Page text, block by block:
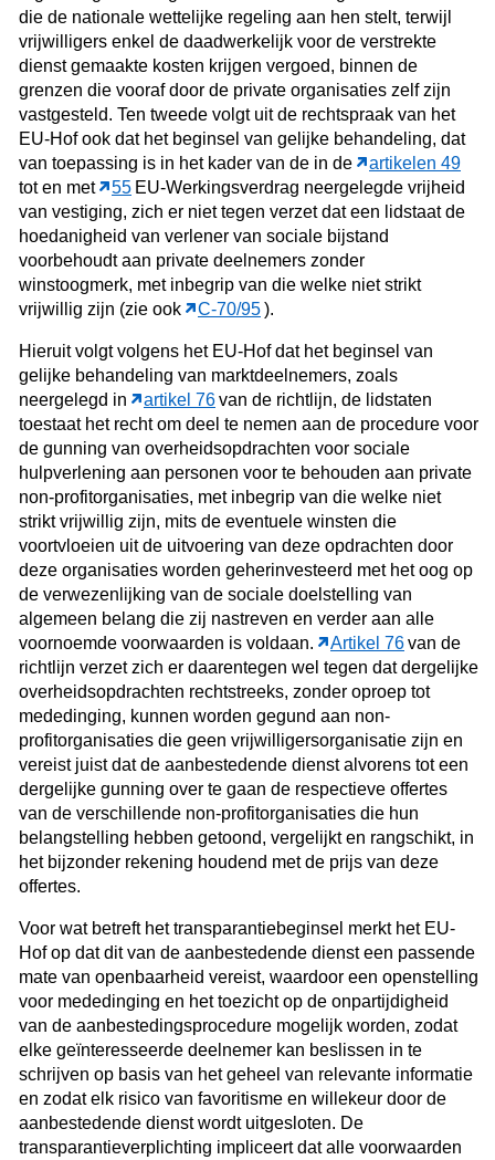
die de nationale wettelijke regeling aan hen stelt, terwijl
vrijwilligers enkel de daadwerkelijk voor de verstrekte
dienst gemaakte kosten krijgen vergoed, binnen de
grenzen die vooraf door de private organisaties zelf zijn
vastgesteld. Ten tweede volgt uit de rechtspraak van het
EU-Hof ook dat het beginsel van gelijke behandeling, dat
van toepassing is in het kader van de in de
artikelen 49
tot en met
55 EU-Werkingsverdrag neergelegde vrijheid
van vestiging, zich er niet tegen verzet dat een lidstaat de
hoedanigheid van verlener van sociale bijstand
voorbehoudt aan private deelnemers zonder
winstoogmerk, met inbegrip van die welke niet strikt
vrijwillig zijn (zie ook
C‑70/95).
Hieruit volgt volgens het EU-Hof dat het beginsel van
gelijke behandeling van marktdeelnemers, zoals
neergelegd in
artikel 76van de richtlijn, de lidstaten
toestaat het recht om deel te nemen aan de procedure voor
de gunning van overheidsopdrachten voor sociale
hulpverlening aan personen voor te behouden aan private
non-profitorganisaties, met inbegrip van die welke niet
strikt vrijwillig zijn, mits de eventuele winsten die
voortvloeien uit de uitvoering van deze opdrachten door
deze organisaties worden geherinvesteerd met het oog op
de verwezenlijking van de sociale doelstelling van
algemeen belang die zij nastreven en verder aan alle
voornoemde voorwaarden is voldaan.
Artikel 76van de
richtlijn verzet zich er daarentegen wel tegen dat dergelijke
overheidsopdrachten rechtstreeks, zonder oproep tot
mededinging, kunnen worden gegund aan non-
profitorganisaties die geen vrijwilligersorganisatie zijn en
vereist juist dat de aanbestedende dienst alvorens tot een
dergelijke gunning over te gaan de respectieve offertes
van de verschillende non-profitorganisaties die hun
belangstelling hebben getoond, vergelijkt en rangschikt, in
het bijzonder rekening houdend met de prijs van deze
offertes.
Voor wat betreft het transparantiebeginsel merkt het EU-
Hof op dat dit van de aanbestedende dienst een passende
mate van openbaarheid vereist, waardoor een openstelling
voor mededinging en het toezicht op de onpartijdigheid
van de aanbestedingsprocedure mogelijk worden, zodat
elke geïnteresseerde deelnemer kan beslissen in te
schrijven op basis van het geheel van relevante informatie
en zodat elk risico van favoritisme en willekeur door de
aanbestedende dienst wordt uitgesloten. De
transparantieverplichting impliceert dat alle voorwaarden